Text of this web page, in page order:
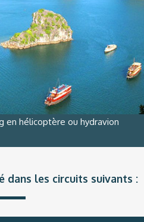
en hélicoptère ou hydravion
dans les circuits suivants :